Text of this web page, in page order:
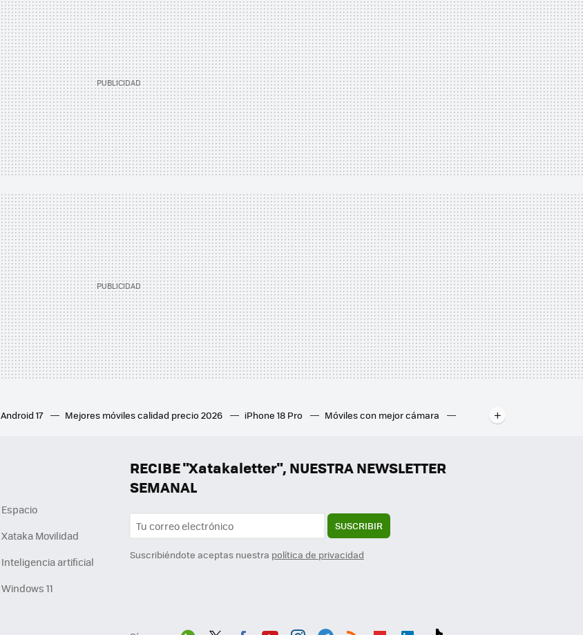
Android 17 Mejores móviles calidad precio 2026 iPhone 18 Pro
Móviles con mejor cámara
RECIBE "Xatakaletter", NUESTRA NEWSLETTER
SEMANAL
SUSCRIBIR
Suscribiéndote aceptas nuestra política de privacidad
Espacio
Xataka Movilidad
Inteligencia artificial
Windows 11